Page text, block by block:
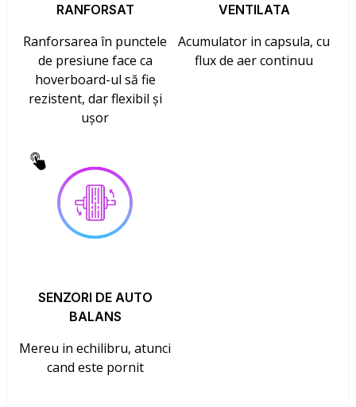
RANFORSAT
Ranforsarea în punctele
de presiune face ca
hoverboard-ul să fie
rezistent, dar flexibil și
ușor
VENTILATA
Acumulator in capsula, cu
flux de aer continuu
SENZORI DE AUTO
BALANS
Mereu in echilibru, atunci
cand este pornit